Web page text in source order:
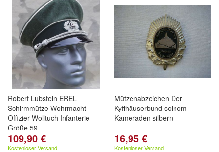
Robert Lubstein EREL
Schirmmütze Wehrmacht
Offizier Wolltuch Infanterie
Größe 59
109,90 €
Kostenloser Versand
Mützenabzeichen Der
Kyffhäuserbund seinem
Kameraden silbern
16,95 €
Kostenloser Versand